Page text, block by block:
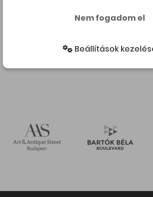
Nem fogadom el
Beállítások